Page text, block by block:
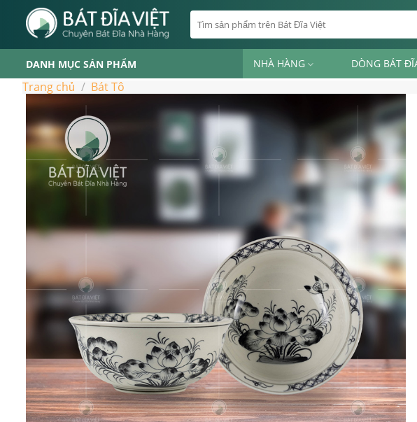
content
Tìm
kiếm:
DANH MỤC SẢN PHẨM NHÀ HÀNG DÒNG BÁT
Trang chủ / Bát Tô